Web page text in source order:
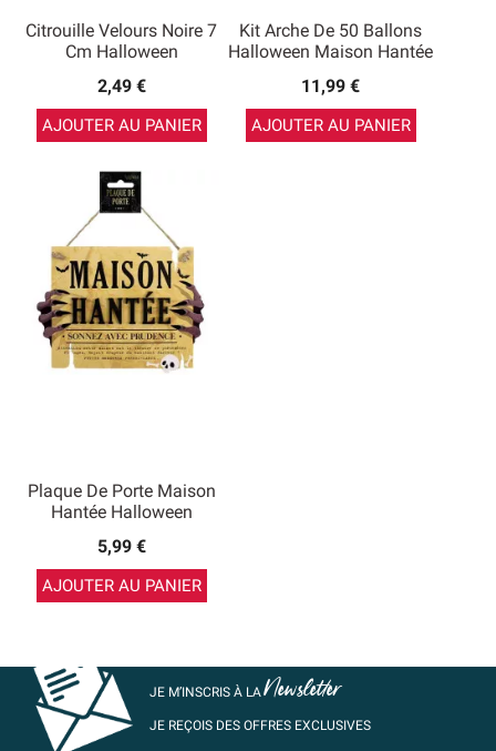
Citrouille Velours Noire 7
Cm Halloween
2,49 €
AJOUTER AU PANIER
Kit Arche De 50 Ballons
Halloween Maison Hantée
11,99 €
AJOUTER AU PANIER
Plaque De Porte Maison
Hantée Halloween
5,99 €
AJOUTER AU PANIER
JE M’INSCRIS À LANewsletter
JE REÇOIS DES OFFRES EXCLUSIVES